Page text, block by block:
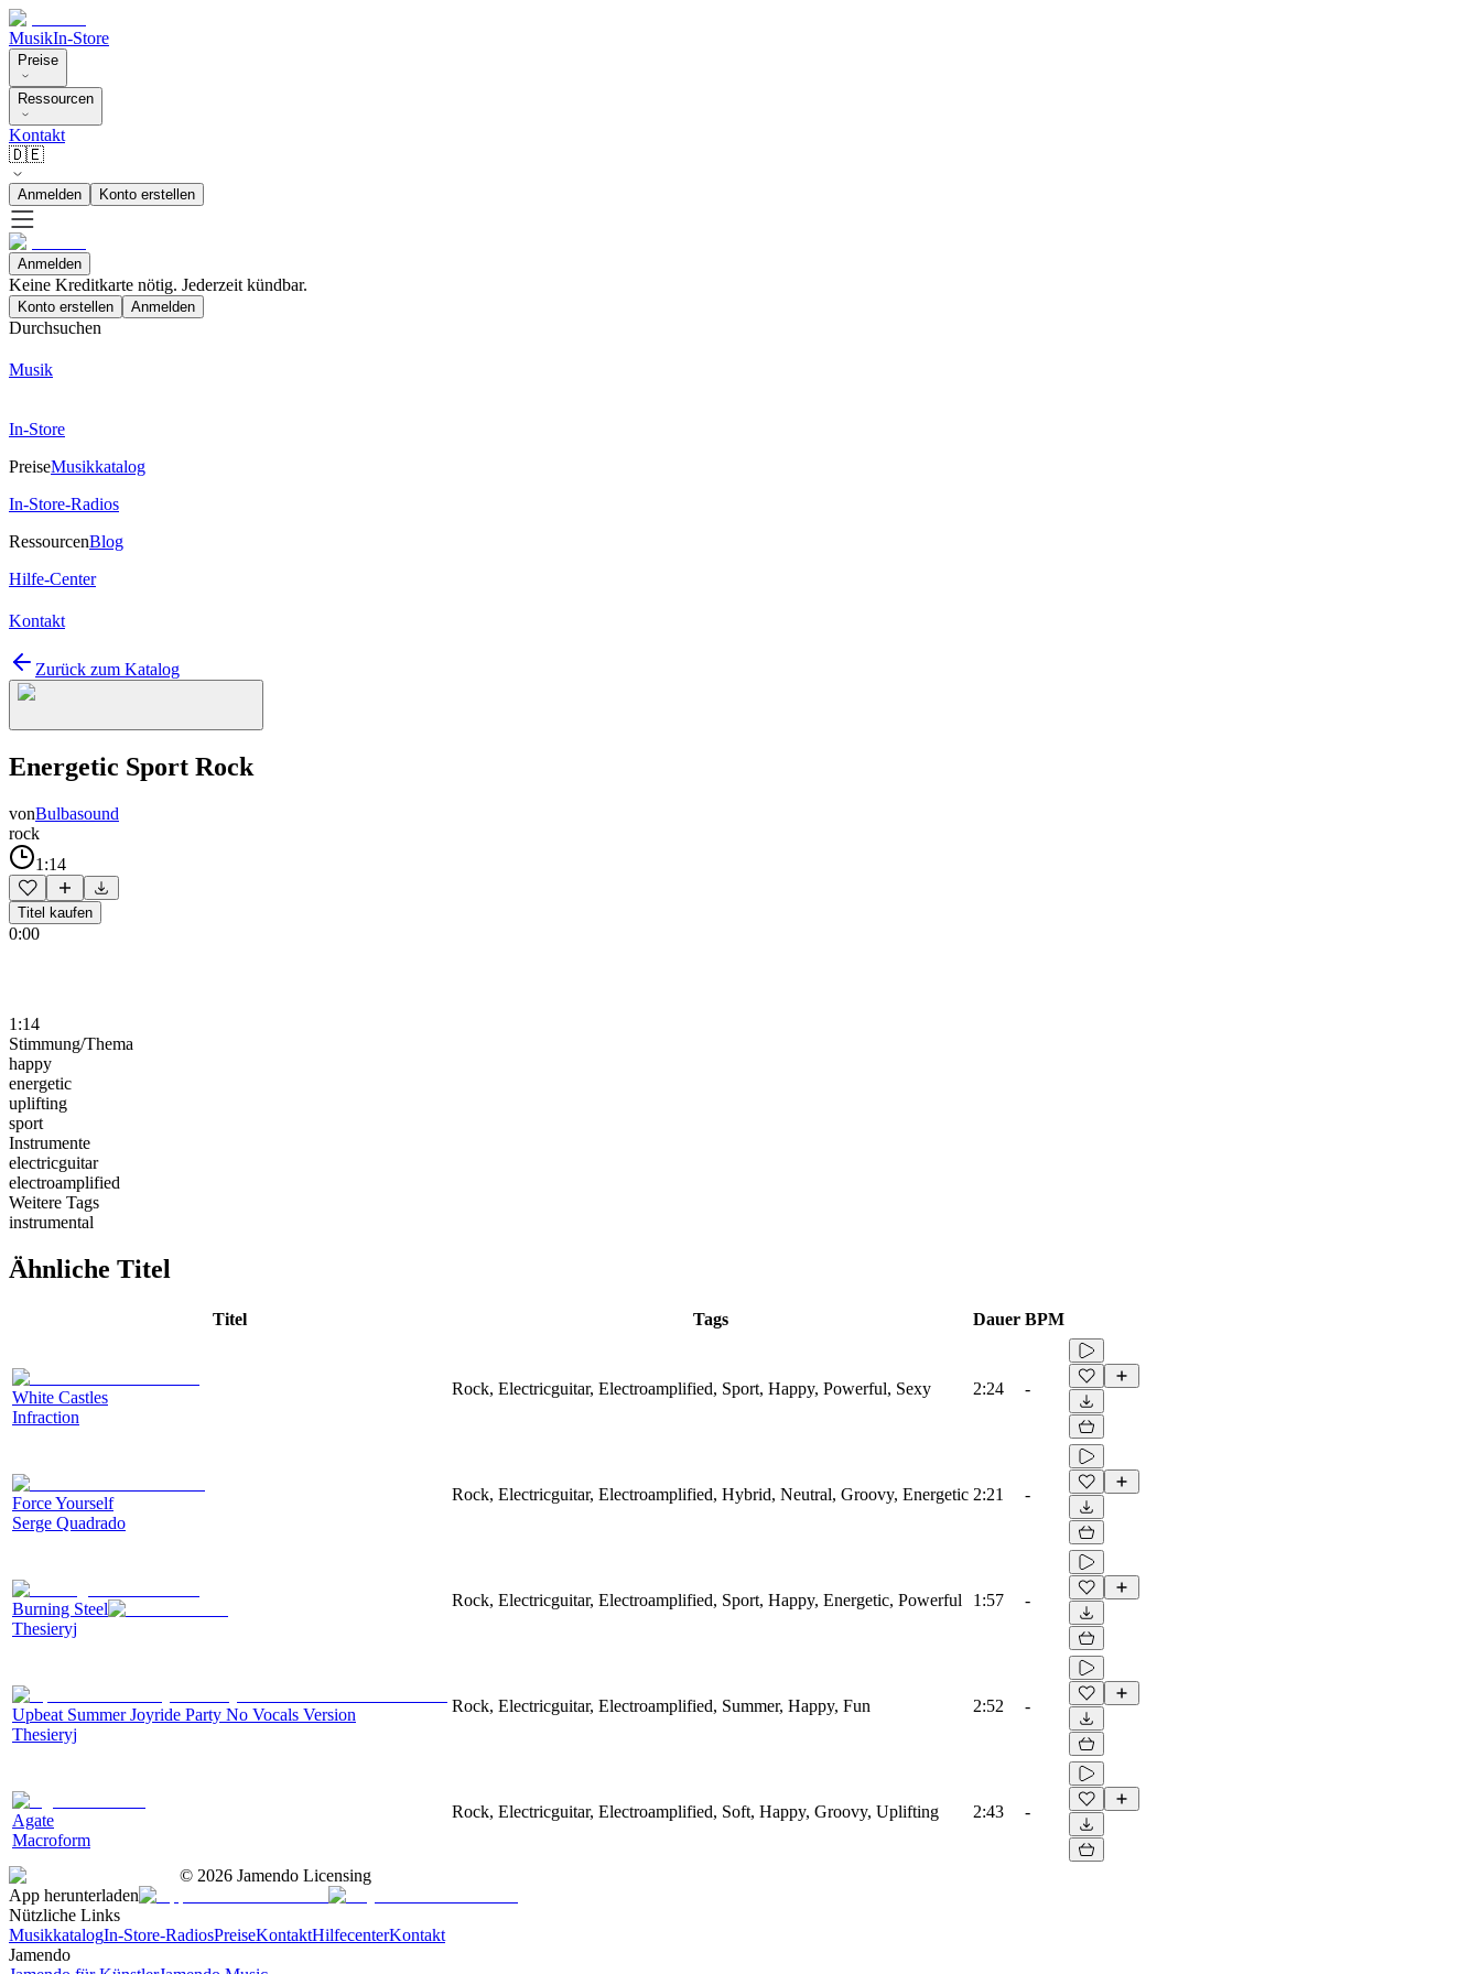
MusikIn-Store
Preise
Ressourcen
Kontakt
🇩🇪
Anmelden Konto erstellen
Anmelden
Keine Kreditkarte nötig. Jederzeit kündbar.
Konto erstellen Anmelden
Durchsuchen
Musik
In-Store
PreiseMusikkatalog
In-Store-Radios
RessourcenBlog
Hilfe-Center
Kontakt
Zurück zum Katalog
Energetic Sport Rock
vonBulbasound
rock
1:14
Titel kaufen
0:00
1:14
Stimmung/Thema
happy
energetic
uplifting
sport
Instrumente
electricguitar
electroamplified
Weitere Tags
instrumental
Ähnliche Titel
Titel Tags Dauer BPM
White Castles
Infraction
Rock, Electricguitar, Electroamplified, Sport, Happy, Powerful, Sexy 2:24 -
Force Yourself
Serge Quadrado
Rock, Electricguitar, Electroamplified, Hybrid, Neutral, Groovy, Energetic 2:21 -
Burning Steel
Thesieryj
Rock, Electricguitar, Electroamplified, Sport, Happy, Energetic, Powerful 1:57 -
Upbeat Summer Joyride Party No Vocals Version
Thesieryj
Rock, Electricguitar, Electroamplified, Summer, Happy, Fun 2:52 -
Agate
Macroform
Rock, Electricguitar, Electroamplified, Soft, Happy, Groovy, Uplifting 2:43 -
© 2026 Jamendo Licensing
App herunterladen
Nützliche Links
MusikkatalogIn-Store-RadiosPreiseKontaktHilfecenterKontakt
Jamendo